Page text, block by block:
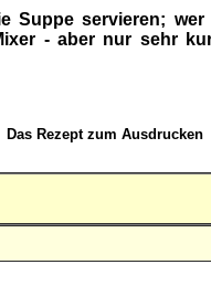
Suppe servieren;
- aber nur sehr
Ausdrucken